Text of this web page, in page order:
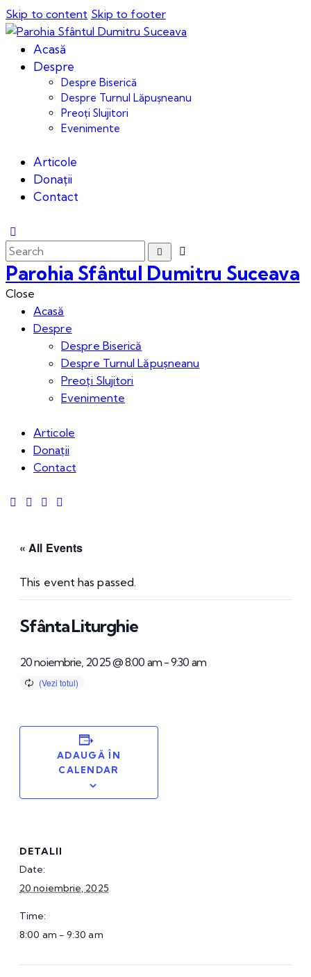
Skip to content Skip to footer
Acasă
Despre
Despre Biserică
Despre Turnul Lăpușneanu
Preoți Slujitori
Evenimente
Articole
Donații
Contact
Parohia Sfântul Dumitru Suceava
Close
Acasă
Despre
Despre Biserică
Despre Turnul Lăpușneanu
Preoți Slujitori
Evenimente
Articole
Donații
Contact
« All Events
This event has passed.
Sfânta Liturghie
20 noiembrie, 2025 @ 8:00 am-9:30 am
ADAUGĂ ÎN
CALENDAR
DETALII
Date:
20 noiembrie, 2025
Time:
8:00 am - 9:30 am